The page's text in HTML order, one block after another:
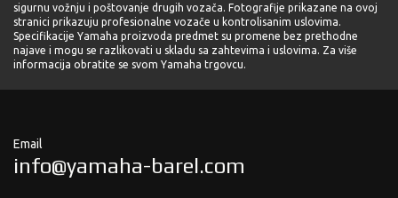
sigurnu vožnju i poštovanje drugih vozača. Fotografije prikazane na ovoj
stranici prikazuju profesionalne vozače u kontrolisanim uslovima.
Specifikacije Yamaha proizvoda predmet su promene bez prethodne
najave i mogu se razlikovati u skladu sa zahtevima i uslovima. Za više
informacija obratite se svom Yamaha trgovcu.
Email
info@yamaha-barel.com